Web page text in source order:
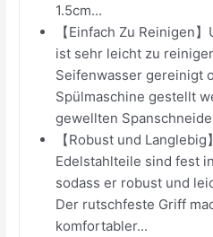
1.5cm...
【Einfach Zu Reinigen
ist sehr leicht zu
Seifenwasser gereinigt
Spülmaschine gestellt
gewellten
【Robust und
Edelstahlteile sind fest
sodass er robust und
Der rutschfeste Griff
komfortabler...